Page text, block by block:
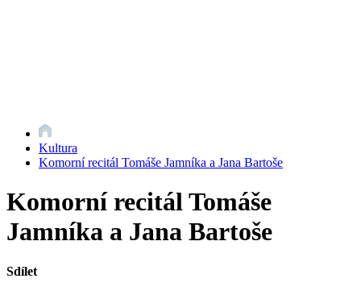
Kultura
Komorní recitál Tomáše Jamníka a Jana Bartoše
Komorní recitál Tomáše
Jamníka a Jana Bartoše
Sdílet